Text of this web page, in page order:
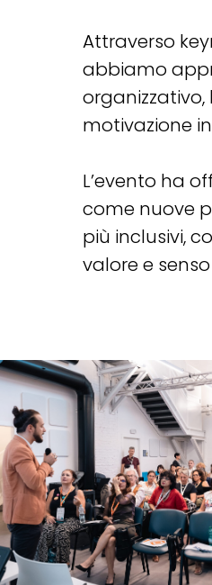
Attraverso
abbiamo
organizzativo,
motivazione
L’evento ha
come nuove
più inclusivi,
valore e